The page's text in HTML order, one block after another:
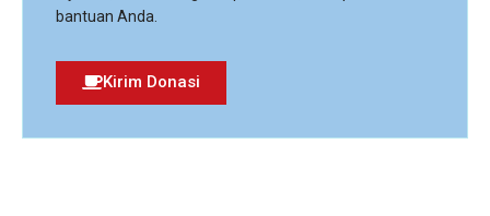
bantuan Anda.
Kirim Donasi